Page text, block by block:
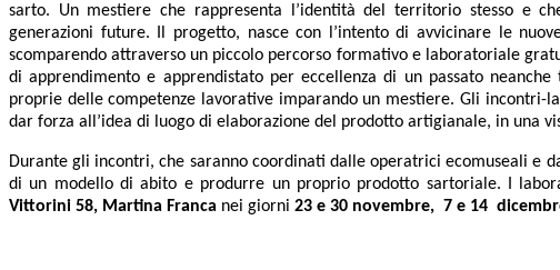
sarto. Un mestiere che rappresenta l’identità del territorio stesso e
generazioni future. Il progetto, nasce con l’intento di avvicinare le
scomparendo attraverso un piccolo percorso formativo e laboratoriale
di apprendimento e apprendistato per eccellenza di un passato
proprie delle competenze lavorative imparando un mestiere. Gli
dar forza all’idea di luogo di elaborazione del prodotto artigianale, in una
Durante gli incontri, che saranno coordinati dalle operatrici ecomuseali e
di un modello di abito e produrre un proprio prodotto sartoriale. I
Vittorini 58, Martina Franca nei giorni 23 e 30 novembre, 7 e 14